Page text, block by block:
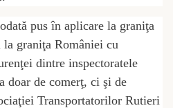
pus în aplicare la graniţa
graniţa României cu
dintre inspectoratele
doar de comerţ, ci şi de
Transportatorilor Rutieri